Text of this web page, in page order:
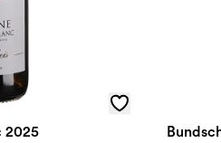
Touraine Sauvignon Blanc 2025